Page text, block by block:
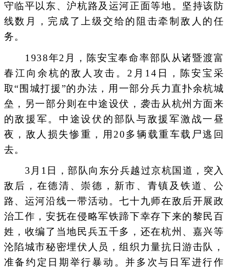
守临平以东、沪杭路及运河正面等地。坚持该防
线数月，完成了上级交给的阻击牵制敌人的任
务。
1938年2月，陈安宝奉命率部队从诸暨渡富
春江向余杭的敌人攻击。2月14日，陈安宝采
取“围城打援”的办法，用一部分兵力直扑余杭城
垒，另一部分则在中途设伏，袭击从杭州方面来
的敌援军。中途设伏的部队与敌援军激战一昼
夜，敌人损失惨重，用20多辆载重车载尸逃回
去。
3月1日，部队向东分兵越过京杭国道，突入
敌后，在德清、崇德，新市、青镇及铁道、公
路、运河沿线一带活动。七十九师在敌后开展政
治工作，安抚在侵略军铁蹄下幸存下来的黎民百
姓，收编了当地民兵五千多，还在杭州、嘉兴等
沦陷城市秘密埋伏人员，组织力量抗日游击队，
准备约定日期举行暴动。并多次与日军进行作